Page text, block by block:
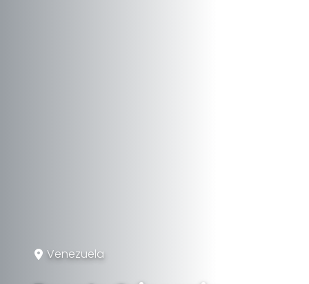
Venezuela